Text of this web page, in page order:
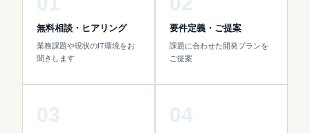
無料相談・ヒアリング
業務課題や現状のIT環境をお
聞きします
要件定義・ご提案
課題に合わせた開発プランを
ご提案